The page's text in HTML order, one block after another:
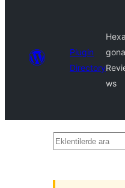
Plugin
Directory
Hexa
ws
Eklentilerde